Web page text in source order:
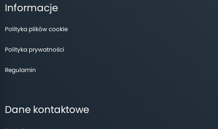
Informacje
Polityka plików cookie
Polityka prywatności
Regulamin
Dane kontaktowe